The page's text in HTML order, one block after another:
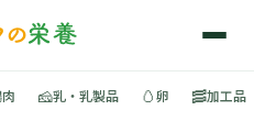
🧀乳・乳製品 🥚卵 🥓加工品